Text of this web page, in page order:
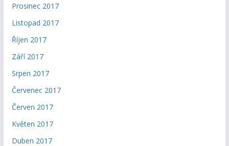
Prosinec 2017
Listopad 2017
Říjen 2017
Září 2017
Srpen 2017
Červenec 2017
Červen 2017
Květen 2017
Duben 2017